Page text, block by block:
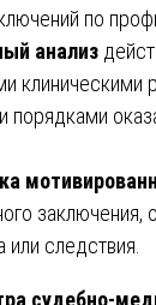
по
анализ
клиническими
порядками
заключения,
следствия.
судебно-